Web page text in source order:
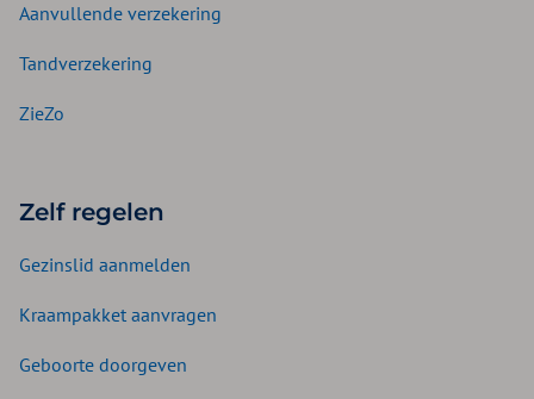
Aanvullende verzekering
Tandverzekering
ZieZo
Zelf regelen
Gezinslid aanmelden
Kraampakket aanvragen
Geboorte doorgeven